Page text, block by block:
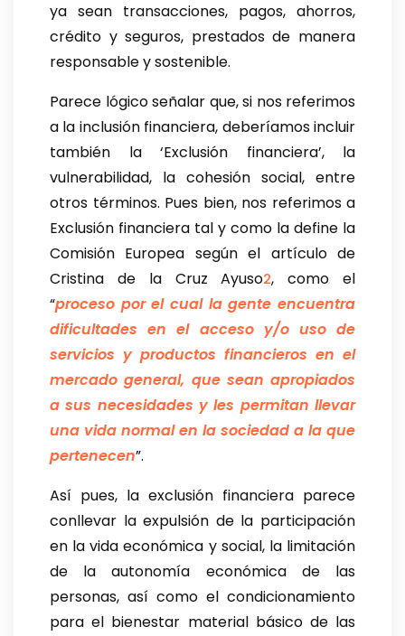
ya sean transacciones, pagos, ahorros,
crédito y seguros, prestados de manera
responsable y sostenible.
Parece lógico señalar que, si nos referimos
a la inclusión financiera, deberíamos incluir
también la ‘Exclusión financiera’, la
vulnerabilidad, la cohesión social, entre
otros términos. Pues bien, nos referimos a
Exclusión financiera tal y como la define la
Comisión Europea según el artículo de
Cristina de la Cruz Ayuso2, como el
“proceso por el cual la gente encuentra
dificultades en el acceso y/o uso de
servicios y productos financieros en el
mercado general, que sean apropiados
a sus necesidades y les permitan llevar
una vida normal en la sociedad a la que
pertenecen”.
Así pues, la exclusión financiera parece
conllevar la expulsión de la participación
en la vida económica y social, la limitación
de la autonomía económica de las
personas, así como el condicionamiento
para el bienestar material básico de las